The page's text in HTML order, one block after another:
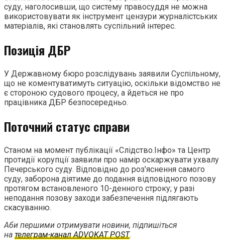
суду, наголосивши, що систему правосуддя не можна
використовувати як інструмент цензури журналістських
матеріалів, які становлять суспільний інтерес.
Позиція ДБР
У Державному бюро розслідувань заявили Суспільному,
що не коментуватимуть ситуацію, оскільки відомство не
є стороною судового процесу, а йдеться не про
працівника ДБР безпосередньо.
Поточний статус справи
Станом на момент публікації «Слідство.Інфо» та Центр
протидії корупції заявили про намір оскаржувати ухвалу
Печерського суду. Відповідно до роз’яснення самого
суду, заборона діятиме до подання відповідного позову
протягом встановленого 10-денного строку; у разі
неподання позову заходи забезпечення підлягають
скасуванню.
Аби першими отримувати новини, підпишіться
на телеграм-канал ADVOKAT POST.